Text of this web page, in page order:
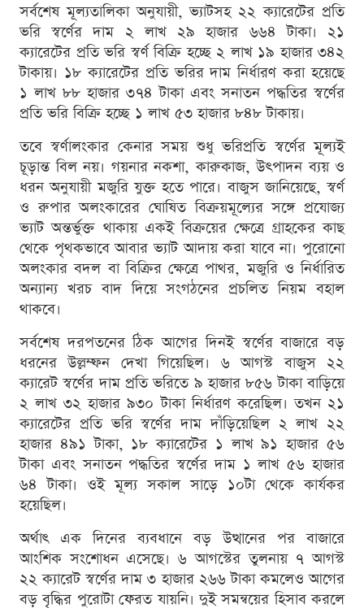
সর্বশেষ মূল্যতালিকা অনুযায়ী, ভ্যাটসহ ২২ ক্যারেটের প্রতি
ভরি স্বর্ণের দাম ২ লাখ ২৯ হাজার ৬৬৪ টাকা। ২১
ক্যারেটের প্রতি ভরি স্বর্ণ বিক্রি হচ্ছে ২ লাখ ১৯ হাজার ৩৪২
টাকায়। ১৮ ক্যারেটের প্রতি ভরির দাম নির্ধারণ করা হয়েছে
১ লাখ ৮৮ হাজার ৩৭৪ টাকা এবং সনাতন পদ্ধতির স্বর্ণের
প্রতি ভরি বিক্রি হচ্ছে ১ লাখ ৫৩ হাজার ৮৪৮ টাকায়।
তবে স্বর্ণালংকার কেনার সময় শুধু ভরিপ্রতি স্বর্ণের মূল্যই
চূড়ান্ত বিল নয়। গয়নার নকশা, কারুকাজ, উৎপাদন ব্যয় ও
ধরন অনুযায়ী মজুরি যুক্ত হতে পারে। বাজুস জানিয়েছে, স্বর্ণ
ও রুপার অলংকারের ঘোষিত বিক্রয়মূল্যের সঙ্গে প্রযোজ্য
ভ্যাট অন্তর্ভুক্ত থাকায় একই বিক্রয়ের ক্ষেত্রে গ্রাহকের কাছ
থেকে পৃথকভাবে আবার ভ্যাট আদায় করা যাবে না। পুরোনো
অলংকার বদল বা বিক্রির ক্ষেত্রে পাথর, মজুরি ও নির্ধারিত
অন্যান্য খরচ বাদ দিয়ে সংগঠনের প্রচলিত নিয়ম বহাল
থাকবে।
সর্বশেষ দরপতনের ঠিক আগের দিনই স্বর্ণের বাজারে বড়
ধরনের উল্লম্ফন দেখা গিয়েছিল। ৬ আগস্ট বাজুস ২২
ক্যারেট স্বর্ণের দাম প্রতি ভরিতে ৯ হাজার ৮৫৬ টাকা বাড়িয়ে
২ লাখ ৩২ হাজার ৯৩০ টাকা নির্ধারণ করেছিল। তখন ২১
ক্যারেটের প্রতি ভরি স্বর্ণের দাম দাঁড়িয়েছিল ২ লাখ ২২
হাজার ৪৯১ টাকা, ১৮ ক্যারেটের ১ লাখ ৯১ হাজার ৫৬
টাকা এবং সনাতন পদ্ধতির স্বর্ণের দাম ১ লাখ ৫৬ হাজার
৬৪ টাকা। ওই মূল্য সকাল সাড়ে ১০টা থেকে কার্যকর
হয়েছিল।
অর্থাৎ এক দিনের ব্যবধানে বড় উত্থানের পর বাজারে
আংশিক সংশোধন এসেছে। ৬ আগস্টের তুলনায় ৭ আগস্ট
২২ ক্যারেট স্বর্ণের দাম ৩ হাজার ২৬৬ টাকা কমলেও আগের
বড় বৃদ্ধির পুরোটা ফেরত যায়নি। দুই সমন্বয়ের হিসাব করলে